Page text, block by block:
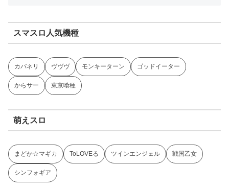
スマスロ人気機種
カバネリ ヴヴヴ モンキーターン ゴッドイーター
からサー 東京喰種
萌えスロ
まどか☆マギカ ToLOVEる ツインエンジェル 戦国乙女
シンフォギア